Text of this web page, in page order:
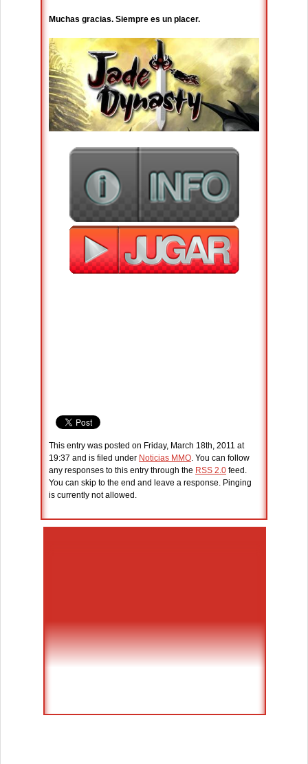
Muchas gracias. Siempre es un placer.
This entry was posted on Friday, March 18th, 2011 at
19:37 and is filed under Noticias MMO. You can follow
any responses to this entry through the RSS 2.0 feed.
You can skip to the end and leave a response. Pinging
is currently not allowed.